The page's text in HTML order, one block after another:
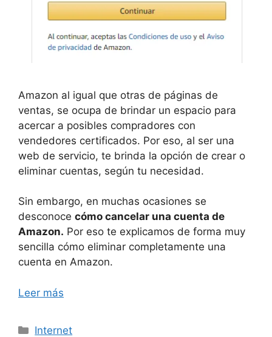
Amazon al igual que otras de páginas de
ventas, se ocupa de brindar un espacio para
acercar a posibles compradores con
vendedores certificados. Por eso, al ser una
web de servicio, te brinda la opción de crear o
eliminar cuentas, según tu necesidad.
Sin embargo, en muchas ocasiones se
desconoce cómo cancelar una cuenta de
Amazon. Por eso te explicamos de forma muy
sencilla cómo eliminar completamente una
cuenta en Amazon.
Leer más
Categorías
Internet